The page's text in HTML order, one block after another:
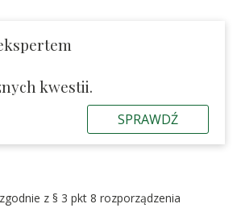
kwestii.
SPRAWDŹ
z § 3 pkt 8 rozporządzenia